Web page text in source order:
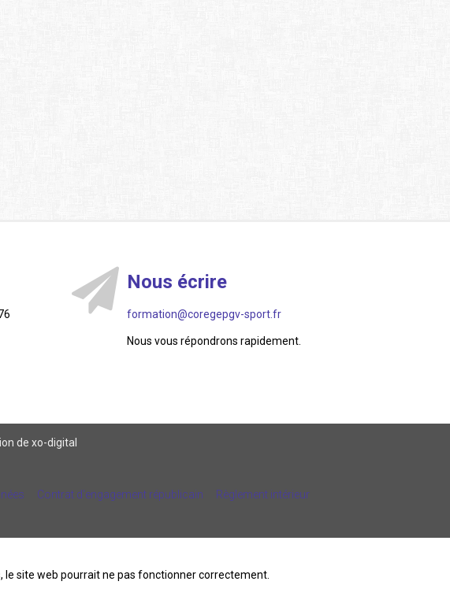
Nous écrire
formation@coregepgv-sport.fr
Nous vous répondrons rapidement.
de xo-digital
Contrat d'engagement républicain Règlement intérieur
le site web pourrait ne pas fonctionner correctement.